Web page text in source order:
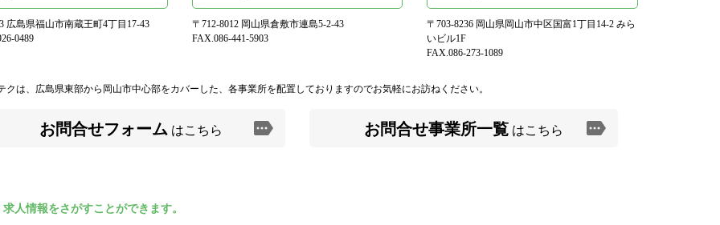
広島県福山市南蔵王町4丁目17-43
0489
〒712-8012 岡山県倉敷市連島5-2-43
FAX.086-441-5903
〒703-8236 岡山県岡山市中区国富1丁目14-2 みら
いビル1F
FAX.086-273-1089
クは、広島県東部から岡山市中心部をカバーした、各事業所を配置しておりますのでお気軽にお訪ねください。
お問合せフォーム はこちら お問合せ事業所一覧 はこちら
人情報をさがすことができます。